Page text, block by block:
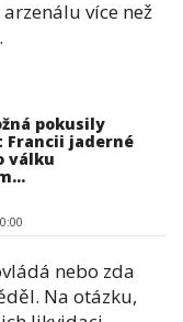
více než
pokusily
Francii jaderné
válku
nebo zda
Na otázku,